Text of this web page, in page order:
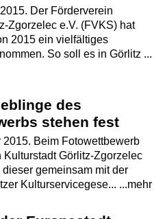
Der Förderverein
Zgorzelec e.V. (FVKS) hat
2015 ein vielfältiges
So soll es in Görlitz ...
des
stehen fest
2015. Beim Fotowettbewerb
Kulturstadt Görlitz-Zgorzelec
gemeinsam mit der
Kulturservicegese... ...mehr